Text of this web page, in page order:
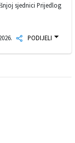
sjednici Prijedlog
PODIJELI